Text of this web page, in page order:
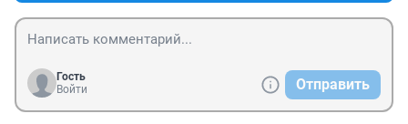
Гость
Войти
Отправить